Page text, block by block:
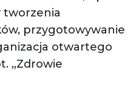
tworzenia
przygotowywanie
otwartego
„Zdrowie